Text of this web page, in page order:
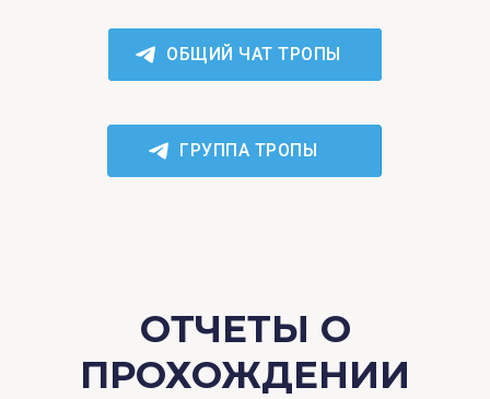
ОБЩИЙ ЧАТ ТРОПЫ
ГРУППА ТРОПЫ
ОТЧЕТЫ О
ПРОХОЖДЕНИИ